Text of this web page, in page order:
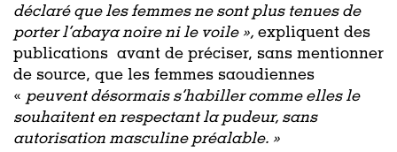
déclaré que les femmes ne sont plus tenues de
porter l’abaya noire ni le voile », expliquent des
publications avant de préciser, sans mentionner
de source, que les femmes saoudiennes
« peuvent désormais s’habiller comme elles le
souhaitent en respectant la pudeur, sans
autorisation masculine préalable. »